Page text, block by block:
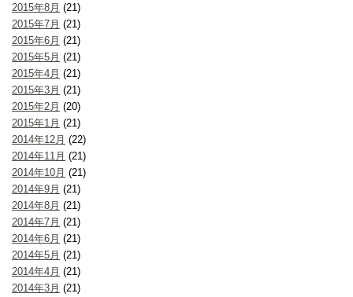
2015年8月 (21)
2015年7月 (21)
2015年6月 (21)
2015年5月 (21)
2015年4月 (21)
2015年3月 (21)
2015年2月 (20)
2015年1月 (21)
2014年12月 (22)
2014年11月 (21)
2014年10月 (21)
2014年9月 (21)
2014年8月 (21)
2014年7月 (21)
2014年6月 (21)
2014年5月 (21)
2014年4月 (21)
2014年3月 (21)